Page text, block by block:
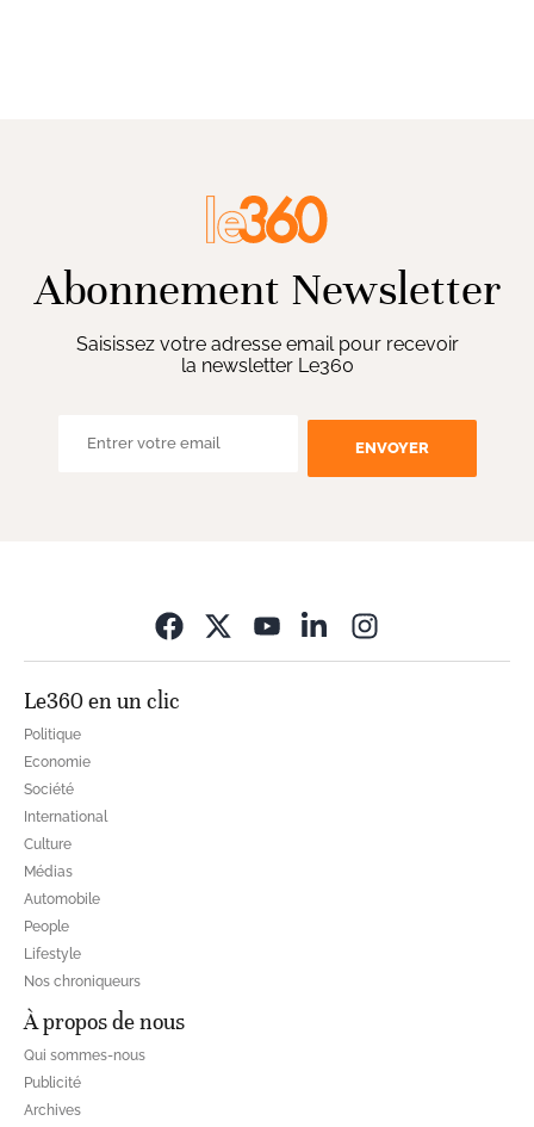
Abonnement Newsletter
Saisissez votre adresse email pour recevoir
la newsletter Le360
ENVOYER
Le360 en un clic
Politique
Economie
Société
International
Culture
Médias
Automobile
People
Lifestyle
Nos chroniqueurs
À propos de nous
Qui sommes-nous
Publicité
Archives